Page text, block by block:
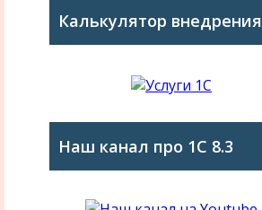
Калькулятор внедрения
Наш канал про 1С 8.3